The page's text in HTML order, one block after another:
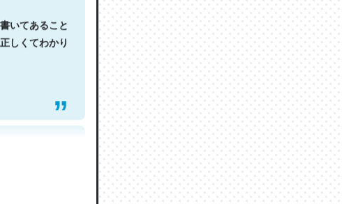
いてあること
しくてわかり